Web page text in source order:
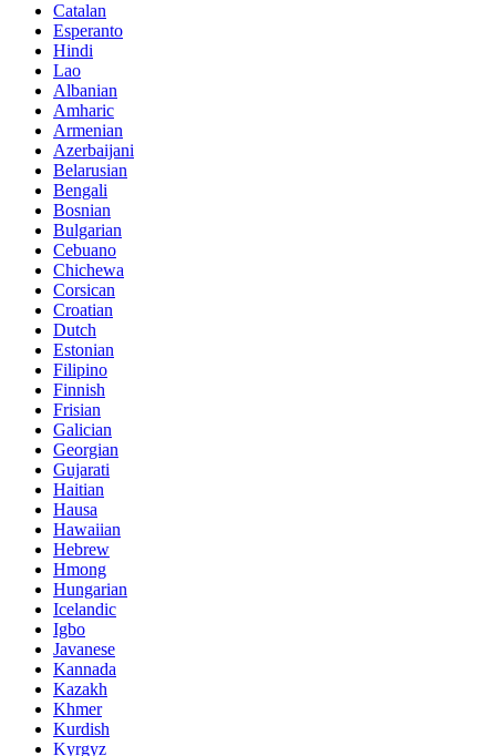
Catalan
Esperanto
Hindi
Lao
Albanian
Amharic
Armenian
Azerbaijani
Belarusian
Bengali
Bosnian
Bulgarian
Cebuano
Chichewa
Corsican
Croatian
Dutch
Estonian
Filipino
Finnish
Frisian
Galician
Georgian
Gujarati
Haitian
Hausa
Hawaiian
Hebrew
Hmong
Hungarian
Icelandic
Igbo
Javanese
Kannada
Kazakh
Khmer
Kurdish
Kyrgyz